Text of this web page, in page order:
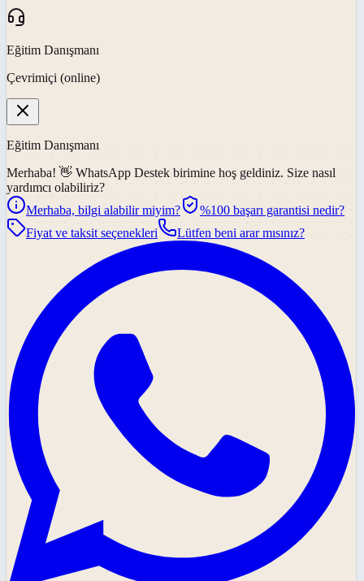
Eğitim Danışmanı
Çevrimiçi (online)
Eğitim Danışmanı
Merhaba! 👋 WhatsApp Destek birimine hoş geldiniz. Size nasıl
yardımcı olabiliriz?
Merhaba, bilgi alabilir miyim?
%100 başarı garantisi nedir?
Fiyat ve taksit seçenekleri
Lütfen beni arar mısınız?